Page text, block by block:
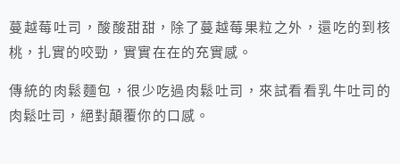
蔓越莓吐司，酸酸甜甜，除了蔓越莓果粒之外，還吃的到核
桃，扎實的咬勁，實實在在的充實感。
傳統的肉鬆麵包，很少吃過肉鬆吐司，來試看看乳牛吐司的
肉鬆吐司，絕對顛覆你的口感。